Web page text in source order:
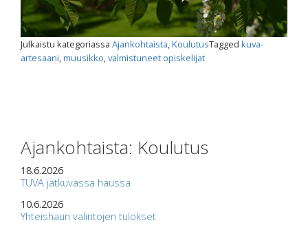
Julkaistu kategoriassa Ajankohtaista,KoulutusTagged kuva-
artesaani,muusikko,valmistuneet opiskelijat
Ajankohtaista: Koulutus
18.6.2026
TUVA jatkuvassa haussa
10.6.2026
Yhteishaun valintojen tulokset